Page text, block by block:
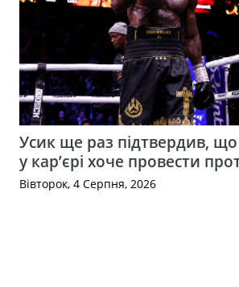
Усик ще раз підтвердив, що
у кар’єрі хоче провести
Вівторок, 4 Серпня, 2026